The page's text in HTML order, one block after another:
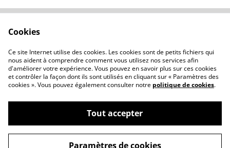
Politique de
confidentialité
Politique de cookies
©2026Atelierclémélie
Cookies
Ce site Internet utilise des cookies. Les cookies sont de petits fichiers qui
nous aident à comprendre comment vous utilisez nos services afin
d'améliorer votre expérience. Vous pouvez en savoir plus sur ces cookies
et contrôler la façon dont ils sont utilisés en cliquant sur « Paramètres des
cookies ». Vous pouvez également consulter notre politique de cookies.
Tout accepter
Paramètres de cookies